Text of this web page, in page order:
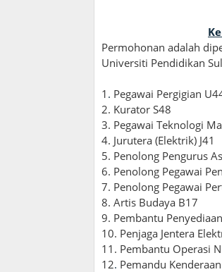
Permohonan adalah
Universiti Pendidikan
1 . Pegawai Pergigian
2. Kurator S48
3. Pegawai Teknologi
4. Jurutera (Elektrik) J41
5. Penolong Pengurus
6. Penolong Pegawai
7. Penolong Pegawai
8. Artis Budaya B17
9. Pembantu
10. Penjaga Jentera
11. Pembantu Operasi
12. Pemandu